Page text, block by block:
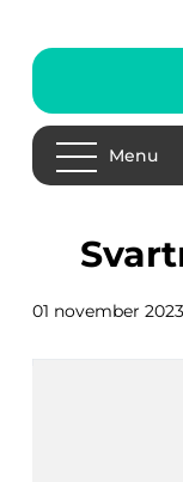
Menu
01 november 2023